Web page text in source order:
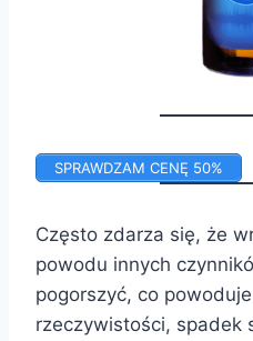
SPRAWDZAM CENĘ 50%
Często zdarza się, że
powodu innych
pogorszyć, co
rzeczywistości, spadek